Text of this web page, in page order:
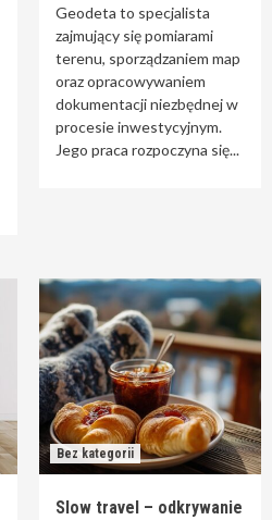
Geodeta to specjalista
zajmujący się pomiarami
terenu, sporządzaniem map
oraz opracowywaniem
dokumentacji niezbędnej w
procesie inwestycyjnym.
Jego praca rozpoczyna się...
Bez kategorii
Slow travel – odkrywanie